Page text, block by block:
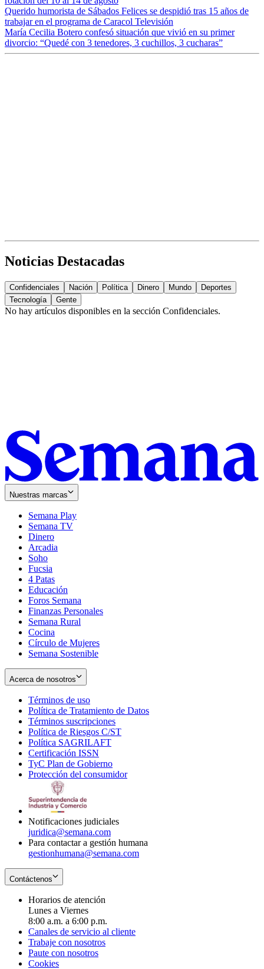
Querido humorista de Sábados Felices se despidió tras 15 años de
trabajar en el programa de Caracol Televisión
María Cecilia Botero confesó situación que vivió en su primer
divorcio: “Quedé con 3 tenedores, 3 cuchillos, 3 cucharas”
Noticias Destacadas
Confidenciales Nación Política Dinero Mundo
Deportes
Tecnología
Gente
No hay artículos disponibles en la sección Confidenciales.
Nuestras marcas
Semana Play
Semana TV
Dinero
Arcadia
Soho
in
new
window
Fucsia
in
new
window
4 Patas
Educación
Foros Semana
Finanzas Personales
Semana Rural
Cocina
Círculo de Mujeres
Semana Sostenible
Acerca de nosotros
Términos de uso
in
new
window
Política de Tratamiento de Datos
Términos suscripciones
in
Política de Riesgos C/ST
Política SAGRILAFT
new
window
Certificación ISSN
in
new
TyC Plan de Gobierno
in
Protección del consumidorOpens
Notificaciones judiciales
juridica@semana.com
Para contactar a gestión humana
gestionhumana@semana.com
Contáctenos
Horarios de atención
Lunes a Viernes
8:00 a.m. a 6:00 p.m.
Canales de servicio al cliente
Trabaje con nosotros
Paute con nosotros
Cookies